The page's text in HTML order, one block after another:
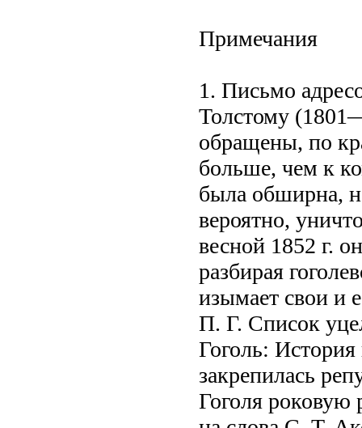
Примечания
1. Письмо
Толстому
обращены, по
больше, чем к
была обширна,
вероятно,
весной 1852 г.
разбирая
изымает свои и
П. Г. Список
Гоголь:
закрепилась
Гоголя роковую